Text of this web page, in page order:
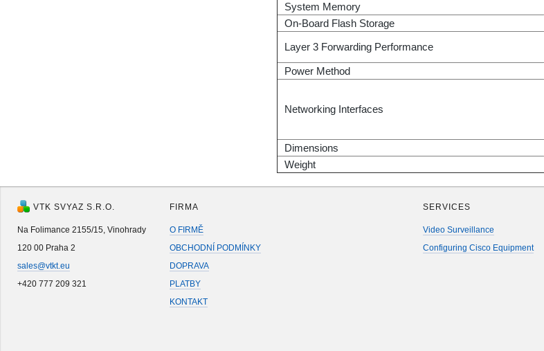
System Memory
On-Board Flash Storage
Layer 3 Forwarding Performance
Power Method
Networking Interfaces
Dimensions
Weight
VTK SVYAZ S.R.O.
Na Folimance 2155/15, Vinohrady
120 00 Praha 2
sales@vtkt.eu
+420 777 209 321
FIRMA
O FIRMĚ
OBCHODNÍ PODMÍNKY
DOPRAVA
PLATBY
KONTAKT
SERVICES
Video Surveillance
Configuring Cisco Equipment